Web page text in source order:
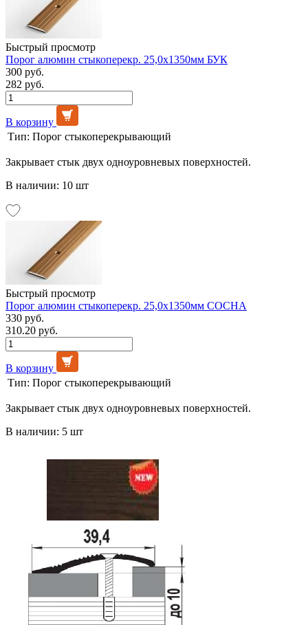
Быстрый просмотр
Порог алюмин стыкоперекр. 25,0х1350мм БУК
300 руб.
282 руб.
В корзину
Тип: Порог стыкоперекрывающий
Закрывает стык двух одноуровневых поверхностей.
В наличии: 10 шт
Быстрый просмотр
Порог алюмин стыкоперекр. 25,0х1350мм СОСНА
330 руб.
310.20 руб.
В корзину
Тип: Порог стыкоперекрывающий
Закрывает стык двух одноуровневых поверхностей.
В наличии: 5 шт